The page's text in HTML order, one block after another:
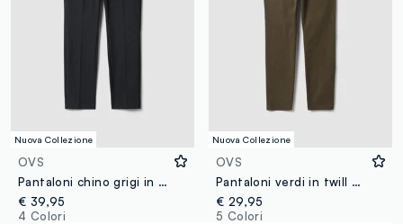
Nuova Collezione
OVS
Pantaloni chino grigi in twill di viscosa elasticizzata slim fit
€ 39,95
4 Colori
Nuova Collezione
OVS
Pantaloni verdi in twill di cotone elasticizzato slim fit
€ 29,95
5 Colori